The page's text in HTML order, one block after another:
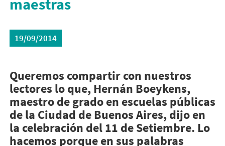
maestras
19/09/2014
Queremos compartir con nuestros
lectores lo que, Hernán Boeykens,
maestro de grado en escuelas públicas
de la Ciudad de Buenos Aires, dijo en
la celebración del 11 de Setiembre. Lo
hacemos porque en sus palabras